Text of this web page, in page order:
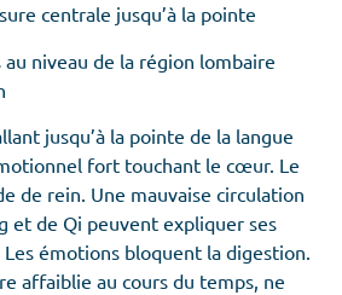
centrale jusqu’à la pointe
niveau de la région lombaire
jusqu’à la pointe de la langue
fort touchant le cœur. Le
de rein. Une mauvaise circulation
et de Qi peuvent expliquer ses
émotions bloquent la digestion.
affaiblie au cours du temps, ne